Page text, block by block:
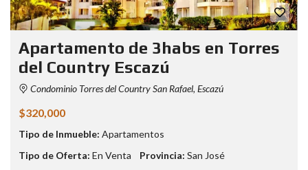
Apartamento de 3habs en Torres
del Country Escazú
Condominio Torres del Country San Rafael, Escazú
$320,000
Tipo de Inmueble: Apartamentos
Tipo de Oferta: En Venta Provincia: San José